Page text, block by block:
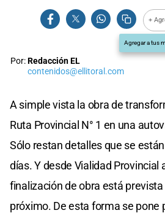
+
Agregar a tus
Por:Redacción EL
contenidos@ellitoral.com
A simple vista la obra de
Ruta Provincial N° 1 en una
Sólo restan detalles que se
días. Y desde Vialidad Provincial
finalización de obra está
próximo. De esta forma se pone